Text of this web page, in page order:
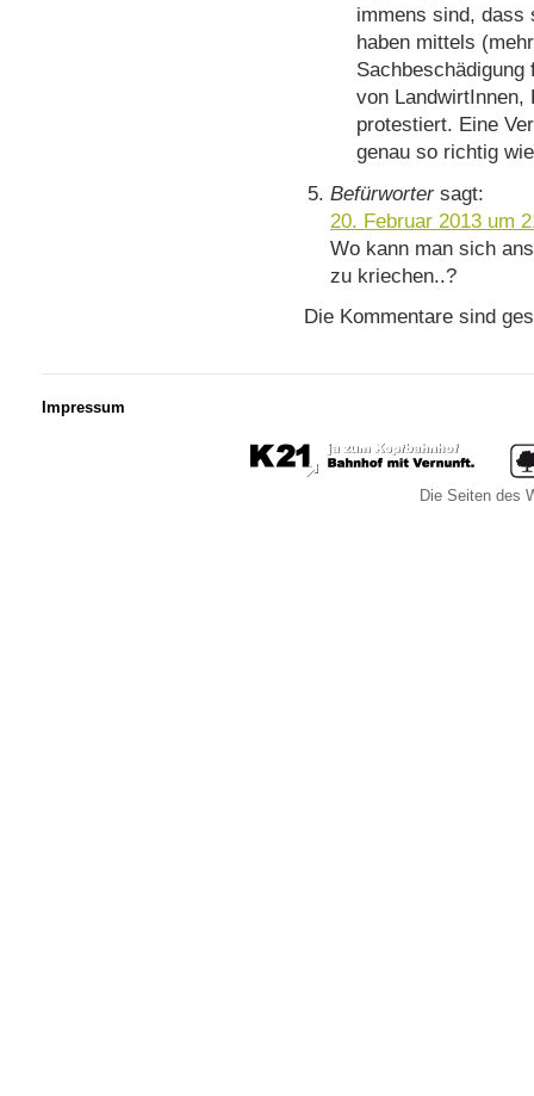
immens sind, dass
haben mittels
von LandwirtInnen,
protestiert. Eine
genau so richtig
Befürworter sagt:
20. Februar 2013 um
Wo kann man sich
zu kriechen..?
Die Kommentare sind
Impressum
Die Seiten des